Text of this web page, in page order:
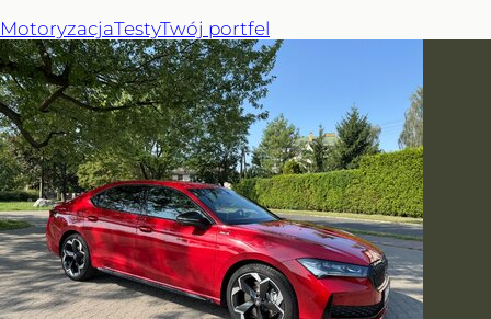
MotoryzacjaTestyTwój portfel